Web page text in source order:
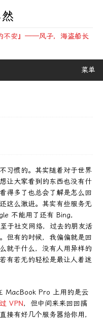
不安』——风子，海盗船长
菜单
习惯的。其实随着对于世界
让大家看到的东西也没有什
得多了也总会了解是怎么回
这么激进。其实有些服务无
不能用了还有 Bing，
于社交网络，过去的朋友活
但有的时候，我偏偏就是回
就干什么，没有人用异样的
有若无的轻松是最让人着迷
MacBook Pro 上用的是云
VPN，但中间来来回回搞
接有好几个服务器给你用，